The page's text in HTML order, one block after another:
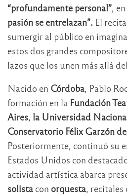
“profundamente personal”,
pasión se entrelazan”. El
sumergir al público en
estos dos grandes
lazos que los unen más allá
Nacido en Córdoba, Pablo
formación en la Fundación
Aires, la Universidad
Conservatorio Félix Garzón
Posteriormente, continuó su
Estados Unidos con
actividad artística abarca
solista con orquesta, recitales